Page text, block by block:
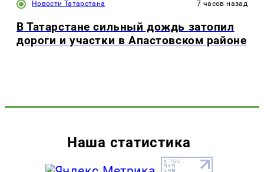
Новости Татарстана 7 часов назад
В Татарстане сильный дождь затопил
дороги и участки в Апастовском районе
Наша статистика